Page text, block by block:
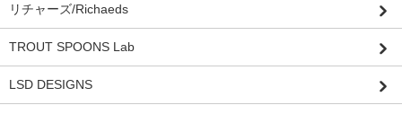
リチャーズ/Richaeds
TROUT SPOONS Lab
LSD DESIGNS